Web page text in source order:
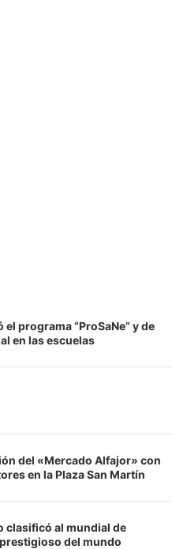
programa “ProSaNe” y de
en las escuelas
del «Mercado Alfajor» con
en la Plaza San Martín
clasificó al mundial de
del mundo